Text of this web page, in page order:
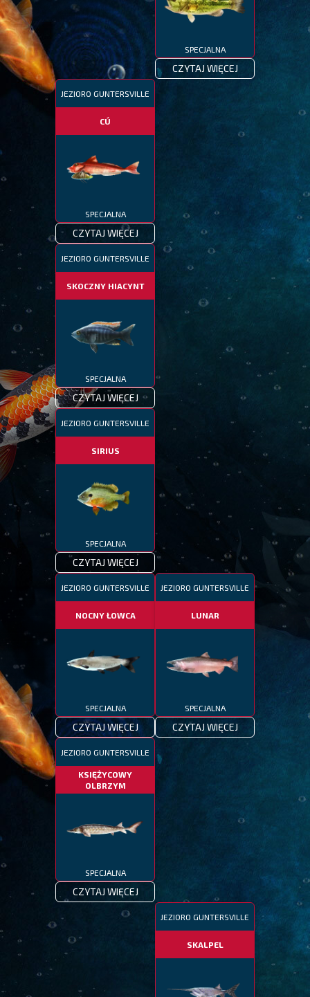
SPECJALNA
CZYTAJ WIĘCEJ
JEZIORO GUNTERSVILLE
CÚ
SPECJALNA
CZYTAJ WIĘCEJ
JEZIORO GUNTERSVILLE
SKOCZNY HIACYNT
SPECJALNA
CZYTAJ WIĘCEJ
JEZIORO GUNTERSVILLE
SIRIUS
SPECJALNA
CZYTAJ WIĘCEJ
JEZIORO GUNTERSVILLE
NOCNY ŁOWCA
SPECJALNA
CZYTAJ WIĘCEJ
JEZIORO GUNTERSVILLE
LUNAR
SPECJALNA
CZYTAJ WIĘCEJ
JEZIORO GUNTERSVILLE
KSIĘŻYCOWY
OLBRZYM
SPECJALNA
CZYTAJ WIĘCEJ
JEZIORO GUNTERSVILLE
SKALPEL